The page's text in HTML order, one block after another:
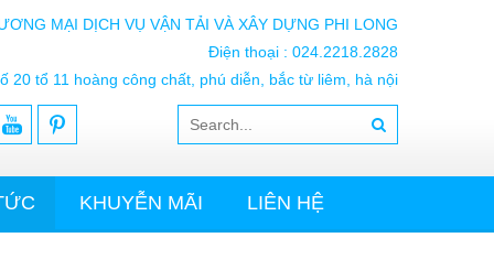
MẠI DỊCH VỤ VẬN TẢI VÀ XÂY DỰNG PHI LONG
Điện thoại : 024.2218.2828
20 tổ 11 hoàng công chất, phú diễn, bắc từ liêm, hà nội
KHUYỄN MÃI LIÊN HỆ